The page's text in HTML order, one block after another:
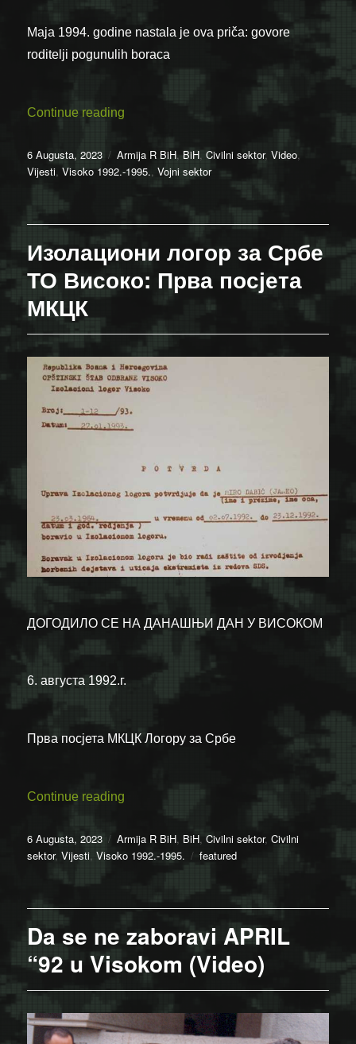
Maja 1994. godine nastala je ova priča: govore
roditelji pogunulih boraca
Continue reading
Posted
on
6 Augusta, 2023 Categories
Armija R BiH,BiH,Civilni sektor,Video
Vijesti,Visoko 1992.-1995.,Vojni sektor
Изолациони логор за Србе
ТО Високо: Прва посјета
МКЦК
ДОГОДИЛО СЕ НА ДАНАШЊИ ДАН У ВИСОКОМ
6. августа 1992.г.
Прва посјета МКЦК Логору за Србе
Continue reading “Изолациони логор за Србе ТО
Posted
on
6 Augusta, 2023 Categories
Armija R BiH, BiH,Civilni sektor,Civilni
sektor,Vijesti,Visoko 1992.-1995. Tags
featured
Da se ne zaboravi APRIL
“92 u Visokom (Video)